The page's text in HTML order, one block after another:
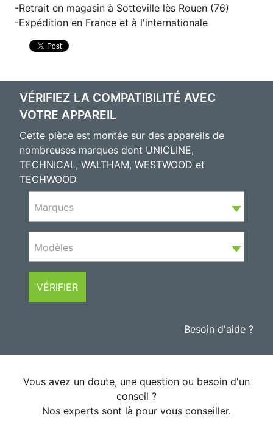
Retrait en magasin à Sotteville lès Rouen (76)
Expédition en France et à l'internationale
VÉRIFIEZ LA COMPATIBILITÉ AVEC
VOTRE APPAREIL
Cette pièce est montée sur des appareils de
nombreuses marques dont UNICLINE,
TECHNICAL, WALTHAM, WESTWOOD et
TECHWOOD
Marques
Modèles
VÉRIFIER
Besoin d'aide ?
Vous avez un doute, une question ou besoin d'un
conseil ?
Nos experts sont là pour vous conseiller.